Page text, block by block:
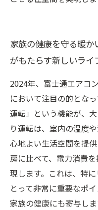
家族の健康を守る暖か
がもたらす新しいライ
2024年、富士通エアコ
において注目の的とな
運転」という機能が、
り運転は、室内の温度
心地よい生活空間を提
房に比べて、電力消費
現します。これは、特
とって非常に重要なポ
家族の健康にも寄与し